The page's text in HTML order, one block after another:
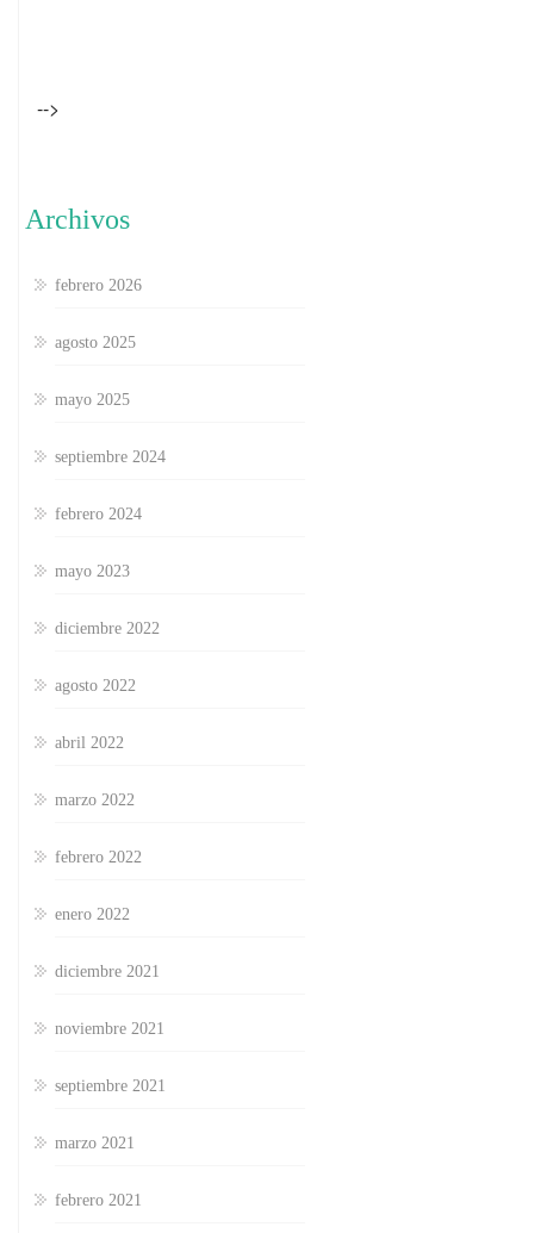
-->
Archivos
febrero 2026
agosto 2025
mayo 2025
septiembre 2024
febrero 2024
mayo 2023
diciembre 2022
agosto 2022
abril 2022
marzo 2022
febrero 2022
enero 2022
diciembre 2021
noviembre 2021
septiembre 2021
marzo 2021
febrero 2021